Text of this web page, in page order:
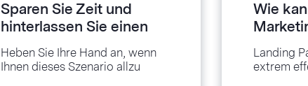
Sparen Sie Zeit und
hinterlassen Sie einen
guten Eindruck mit dem
Inbox Checker
Heben Sie Ihre Hand an, wenn
Ihnen dieses Szenario allzu
Wie
Landing
Landing
extrem